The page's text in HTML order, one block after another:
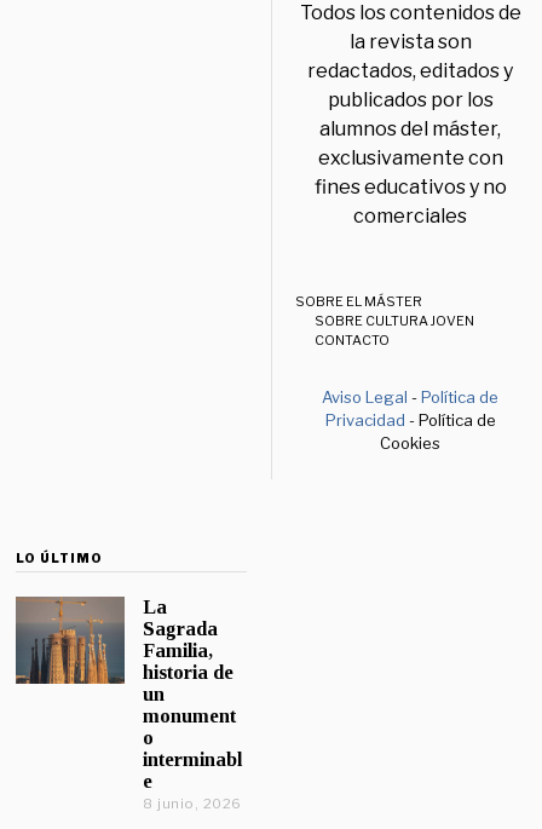
Todos los contenidos de
la revista son
redactados, editados y
publicados por los
alumnos del máster,
exclusivamente con
fines educativos y no
comerciales
SOBRE EL MÁSTER
SOBRE CULTURA JOVEN
CONTACTO
Aviso Legal -Política de
Privacidad - Política de
Cookies
LO ÚLTIMO
La
Sagrada
Familia,
historia de
un
monument
o
interminabl
e
8 junio, 2026